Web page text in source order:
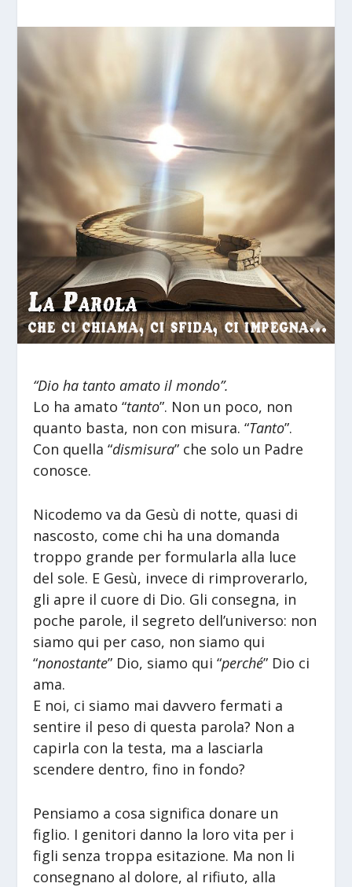
“Dio ha tanto amato il mondo”.
Lo ha amato “tanto”. Non un poco, non
quanto basta, non con misura. “Tanto”.
Con quella “dismisura” che solo un Padre
conosce.
Nicodemo va da Gesù di notte, quasi di
nascosto, come chi ha una domanda
troppo grande per formularla alla luce
del sole. E Gesù, invece di rimproverarlo,
gli apre il cuore di Dio. Gli consegna, in
poche parole, il segreto dell’universo: non
siamo qui per caso, non siamo qui
“nonostante” Dio, siamo qui “perché” Dio ci
ama.
E noi, ci siamo mai davvero fermati a
sentire il peso di questa parola? Non a
capirla con la testa, ma a lasciarla
scendere dentro, fino in fondo?
Pensiamo a cosa significa donare un
figlio. I genitori danno la loro vita per i
figli senza troppa esitazione. Ma non li
consegnano al dolore, al rifiuto, alla